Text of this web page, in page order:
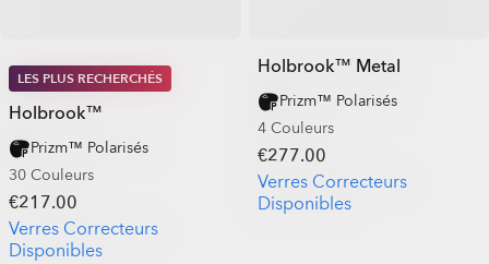
LES PLUS RECHERCHÉS
Holbrook™
Prizm™ Polarisés
30 Couleurs
€217.00
Verres Correcteurs
Disponibles
Holbrook™ Metal
Prizm™ Polarisés
4 Couleurs
€277.00
Verres Correcteurs
Disponibles